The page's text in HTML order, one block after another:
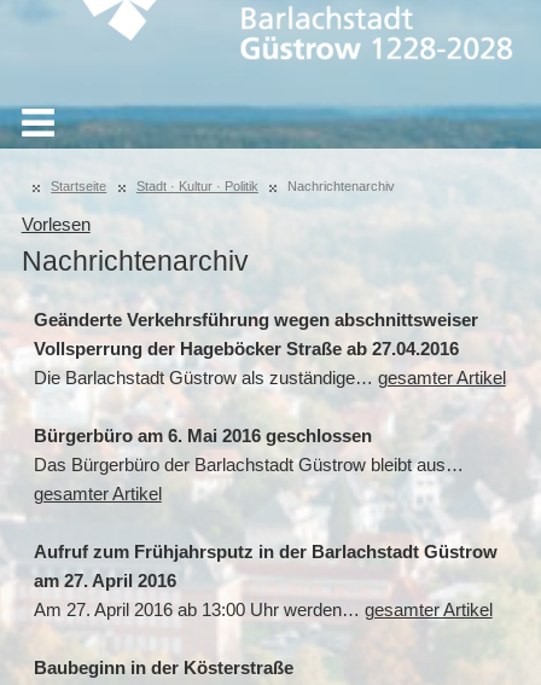
Startseite Stadt · Kultur · Politik Nachrichtenarchiv
Vorlesen
Nachrichtenarchiv
Geänderte Verkehrsführung wegen abschnittsweiser
Vollsperrung der Hageböcker Straße ab 27.04.2016
Die Barlachstadt Güstrow als zuständige… gesamter Artikel
Bürgerbüro am 6. Mai 2016 geschlossen
Das Bürgerbüro der Barlachstadt Güstrow bleibt aus…
gesamter Artikel
Aufruf zum Frühjahrsputz in der Barlachstadt Güstrow
am 27. April 2016
Am 27. April 2016 ab 13:00 Uhr werden… gesamter Artikel
Baubeginn in der Kösterstraße